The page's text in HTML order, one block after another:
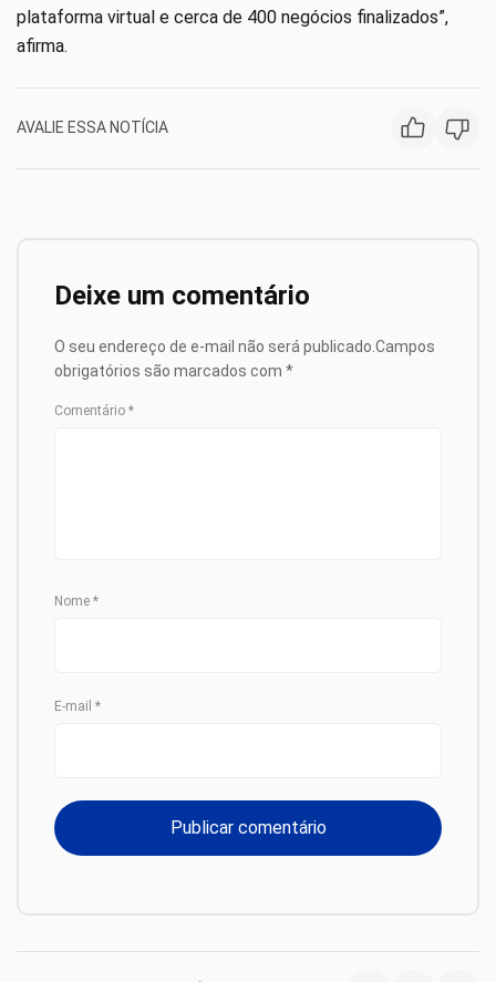
plataforma virtual e cerca de 400 negócios finalizados”,
afirma.
AVALIE ESSA NOTÍCIA
Deixe um comentário
O seu endereço de e-mail não será publicado. Campos
obrigatórios são marcados com *
Comentário *
Nome *
E-mail *